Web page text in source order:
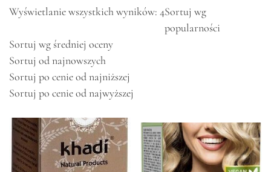
Wyświetlanie wszystkich wyników: 4Sortuj wg
popularności
Sortuj wg średniej oceny
Sortuj od najnowszych
Sortuj po cenie od najniższej
Sortuj po cenie od najwyższej